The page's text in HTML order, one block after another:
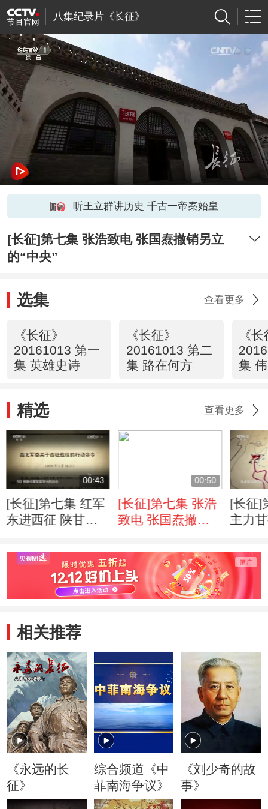
八集纪录片《长征》
听王立群讲历史 千古一帝秦始皇
[长征]第七集 张浩致电 张国焘撤销另立
的“中央”
选集 查看更多
《长征》
20161013 第一
集 英雄史诗
《长征》
20161013 第二
集 路在何方
《
集
精选 查看更多
00:43
[长征]第七集 红军
东进西征 陕甘发
00:50
[长征]第七集 张浩
致电 张国焘撤销
[长征]
主力
相关推荐
《永远的长
征》
综合频道《中
菲南海争议》
《刘少奇的故
事》